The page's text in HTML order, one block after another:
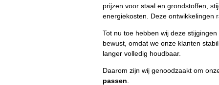
prijzen voor staal en grondstoffen,
energiekosten. Deze ontwikkelingen
Tot nu toe hebben wij deze
bewust, omdat we onze klanten
langer volledig houdbaar.
Daarom zijn wij genoodzaakt om
passen